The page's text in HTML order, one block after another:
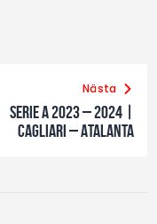
Nästa
Serie A 2023 – 2024 |
Cagliari – Atalanta